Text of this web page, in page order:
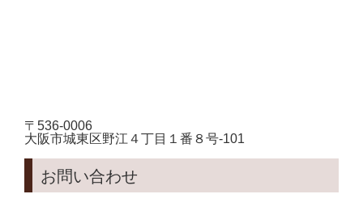
〒536-0006
大阪市城東区野江４丁目１番８号-101
お問い合わせ